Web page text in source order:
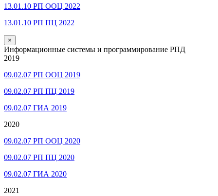
13.01.10 РП ООЦ 2022
13.01.10 РП ПЦ 2022
×
Информационные системы и программирование РПД
2019
09.02.07 РП ООЦ 2019
09.02.07 РП ПЦ 2019
09.02.07 ГИА 2019
2020
09.02.07 РП ООЦ 2020
09.02.07 РП ПЦ 2020
09.02.07 ГИА 2020
2021